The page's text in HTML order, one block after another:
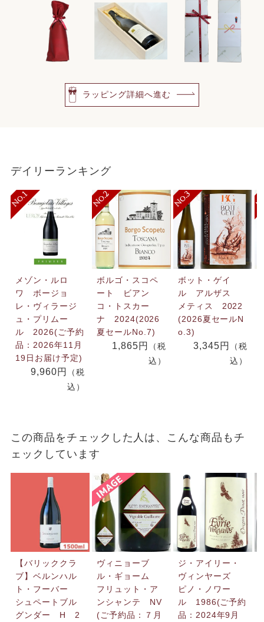
ラッピング詳細へ進む
デイリーランキング
メゾン・ルロ
ワ ボージョ
レ・ヴィラージ
ュ・プリムー
ル 2026(ご予約
品：2026年11月
19日お届け予定)
9,960円
（税
込）
ボルゴ・スコペ
ート ビアン
コ・トスカー
ナ 2024(2026
夏セールNo.7)
1,865円
（税
込）
ボット・ゲイ
ル アルザス
メティス 2022
(2026夏セールN
o.3)
3,345円
（税
込）
この商品をチェックした人は、こんな商品もチ
ェックしています
【バリッククラ
ブ】ベルンハル
ト・フーバー
シュペートブル
グンダー H 2
ヴィニョーブ
ル・ギョーム
フリュット・ア
ンシャンテ NV
(ご予約品：７月
ジ・アイリー・
ヴィンヤーズ
ピノ・ノワー
ル 1986(ご予約
品：2024年9月